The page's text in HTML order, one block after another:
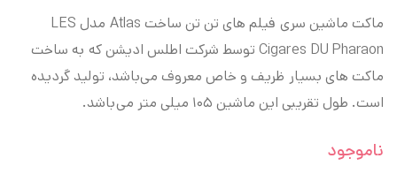
ماکت ماشین سری فیلم های تن تن ساخت Atlas مدل LES
Cigares DU Pharaon توسط شرکت اطلس ادیشن که به ساخت
ماکت های بسیار ظریف و خاص معروف می‌باشد، تولید گردیده
است. طول تقریبی این ماشین ۱۰۵ میلی متر می‌باشد.
ناموجود